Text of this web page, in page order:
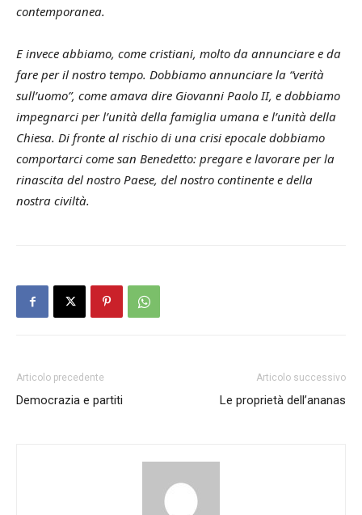
contemporanea.
E invece abbiamo, come cristiani, molto da annunciare e da
fare per il nostro tempo. Dobbiamo annunciare la “verità
sull’uomo”, come amava dire Giovanni Paolo II, e dobbiamo
impegnarci per l’unità della famiglia umana e l’unità della
Chiesa. Di fronte al rischio di una crisi epocale dobbiamo
comportarci come san Benedetto: pregare e lavorare per la
rinascita del nostro Paese, del nostro continente e della
nostra civiltà.
Articolo precedente
Democrazia e partiti
Articolo successivo
Le proprietà dell’ananas